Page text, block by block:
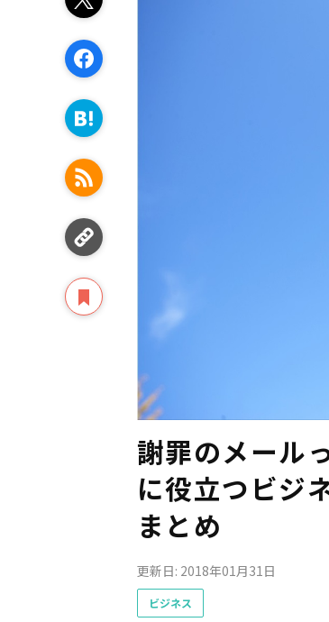
謝罪のメール
に役立つビジ
まとめ
更新日: 2018年01月31日
ビジネス